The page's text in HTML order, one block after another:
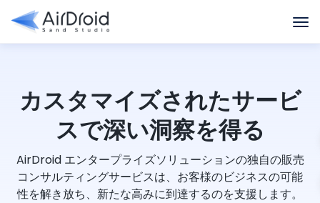
カスタマイズされたサービ
スで深い洞察を得る
AirDroid エンタープライズソリューションの独自の販売
コンサルティングサービスは、お客様のビジネスの可能
性を解き放ち、新たな高みに到達するのを支援します。